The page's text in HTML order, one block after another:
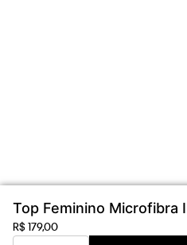
Top Feminino Microfibra
R$179,00